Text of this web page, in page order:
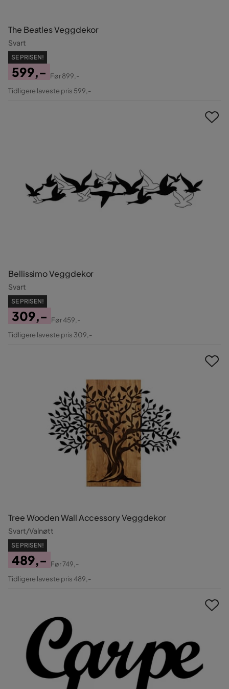
The Beatles Veggdekor
Svart
SE PRISEN!
Pris
599,-
Original
Før899,-
Tidligere laveste pris 599,-
Bellissimo Veggdekor
Svart
SE PRISEN!
Pris
309,-
Original
Før459,-
Tidligere laveste pris 309,-
Tree Wooden Wall Accessory Veggdekor
Svart/Valnøtt
SE PRISEN!
Pris
489,-
Original
Før749,-
Tidligere laveste pris 489,-